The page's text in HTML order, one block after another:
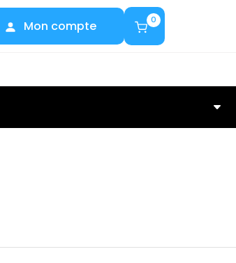
Mon compte 0